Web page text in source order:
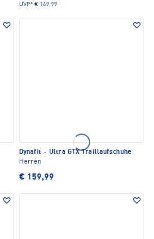
UVP* € 169,99
Dynafit · Ultra GTX Traillaufschuhe
Herren
€ 159,99